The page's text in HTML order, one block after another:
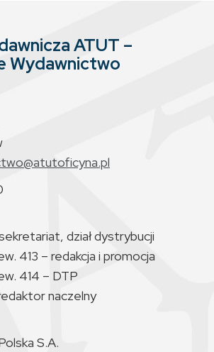
ATUT –
Wydawnictwo
dział dystrybucji
413 – redakcja i promocja
414 – DTP
naczelny
S.A.